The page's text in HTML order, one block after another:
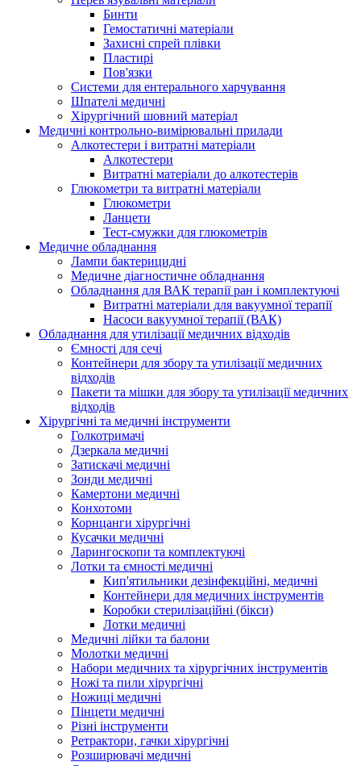
Бинти
Гемостатичні матеріали
Захисні спрей плівки
Пластирі
Пов'язки
Системи для ентерального харчування
Шпателі медичні
Хірургічний шовний матеріал
Медичні контрольно-вимірювальні прилади
Алкотестери і витратні матеріали
Алкотестери
Витратні матеріали до алкотестерів
Глюкометри та витратні матеріали
Глюкометри
Ланцети
Тест-смужки для глюкометрів
Медичне обладнання
Лампи бактерицидні
Медичне діагностичне обладнання
Обладнання для ВАК терапії ран і комплектуючі
Витратні матеріали для вакуумної терапії
Насоси вакуумної терапії (ВАК)
Обладнання для утилізації медичних відходів
Ємності для сечі
Контейнери для збору та утилізації медичних
відходів
Пакети та мішки для збору та утилізації медичних
відходів
Хірургічні та медичні інструменти
Голкотримачі
Дзеркала медичні
Затискачі медичні
Зонди медичні
Камертони медичні
Конхотоми
Корнцанги хірургічні
Кусачки медичні
Ларингоскопи та комплектуючі
Лотки та ємності медичні
Кип'ятильники дезінфекційні, медичні
Контейнери для медичних інструментів
Коробки стерилізаційні (бікси)
Лотки медичні
Медичні лійки та балони
Молотки медичні
Набори медичних та хірургічних інструментів
Ножі та пили хірургічні
Ножиці медичні
Пінцети медичні
Різні інструменти
Ретрактори, гачки хірургічні
Розширювачі медичні